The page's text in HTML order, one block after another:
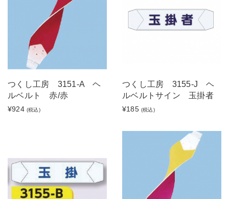
つくし工房 3151-A ヘ
ルベルト 赤/赤
¥924 (税込)
つくし工房 3155-J ヘ
ルベルトサイン 玉掛者
¥185 (税込)